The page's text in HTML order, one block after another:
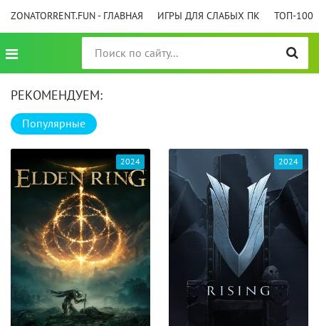
ZONATORRENT.FUN - ГЛАВНАЯ ИГРЫ ДЛЯ СЛАБЫХ ПК ТОП-100
РЕКОМЕНДУЕМ:
Популярные
2024 2024